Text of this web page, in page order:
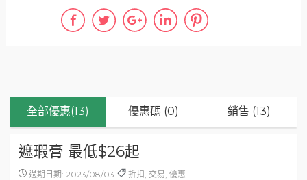
全部優惠(13) 優惠碼 (0) 銷售 (13)
遮瑕膏 最低$26起
過期日期: 2023/08/03 折扣, 交易, 優惠